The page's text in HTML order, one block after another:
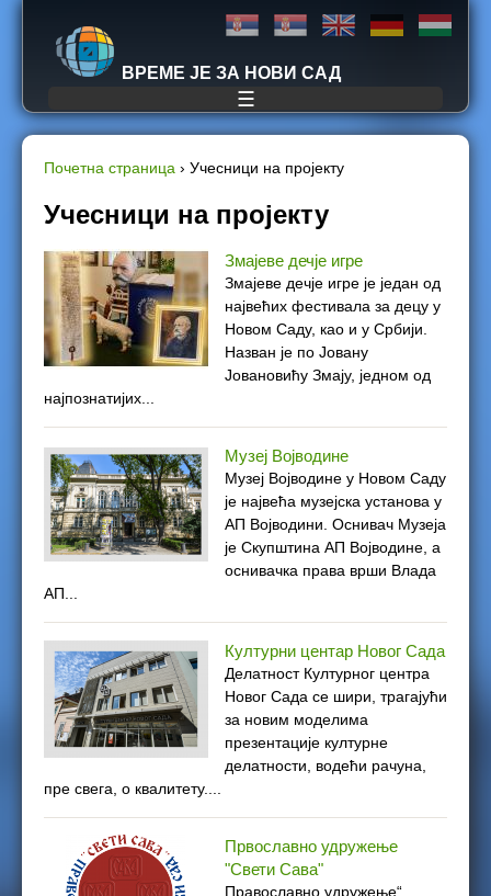
Jump to navigation
ВРЕМЕ ЈЕ ЗА НОВИ САД
☰
Y
o
u
a
e
h
e
e
Почетна страница › Учесници на пројекту
Учесници на пројекту
Змајеве дечје игре
Змајеве дечје игре је један од
највећих фестивала за децу у
Новом Саду, као и у Србији.
Назван је по Јовану
Јовановићу Змају, једном од
најпознатијих...
Музеј Војводине
Музеј Војводине у Новом Саду
је највећа музејска установа у
АП Војводини. Оснивач Музеја
је Скупштина АП Војводине, а
оснивачка права врши Влада
АП...
Културни центар Новог Сада
Делатност Културног центра
Новог Сада се шири, трагајући
за новим моделима
презентације културне
делатности, водећи рачуна,
пре свега, о квалитету....
Првославно удружење
"Свети Сава"
Православно удружење“